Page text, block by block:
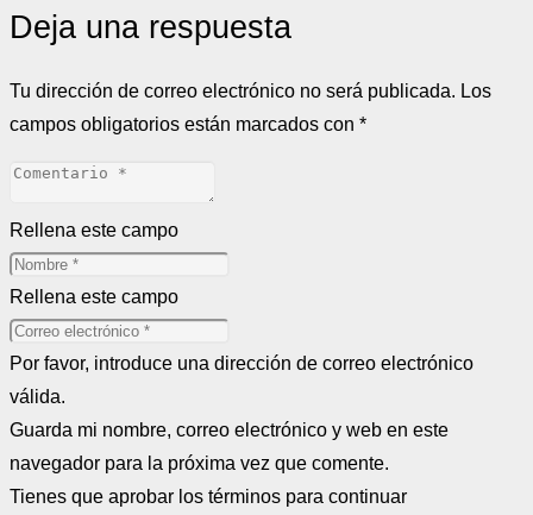
Deja una respuesta
Tu dirección de correo electrónico no será publicada. Los
campos obligatorios están marcados con *
Rellena este campo
Rellena este campo
Por favor, introduce una dirección de correo electrónico
válida.
Guarda mi nombre, correo electrónico y web en este
navegador para la próxima vez que comente.
Tienes que aprobar los términos para continuar